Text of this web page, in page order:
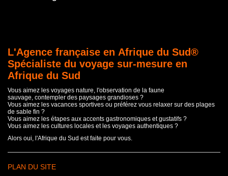
L'Agence française en Afrique du Sud®
Spécialiste du voyage sur-mesure en
Afrique du Sud
Vous aimez les voyages nature, l'observation de la faune
sauvage, contempler des paysages grandioses ?
Vous aimez les vacances sportives ou préférez vous relaxer sur des plages
de sable fin ?
Vous aimez les étapes aux accents gastronomiques et gustatifs ?
Vous aimez les cultures locales et les voyages authentiques ?
Alors oui, l'Afrique du Sud est faite pour vous.
PLAN DU SITE